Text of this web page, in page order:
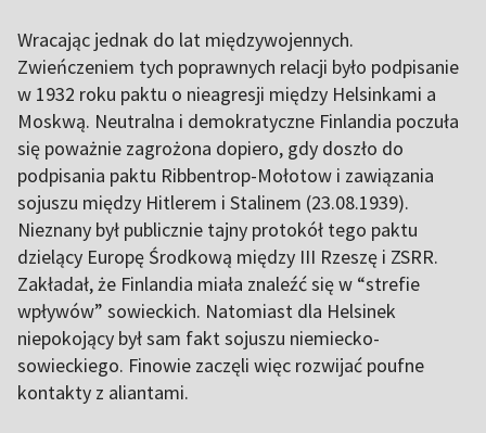
Wracając jednak do lat międzywojennych.
Zwieńczeniem tych poprawnych relacji było podpisanie
w 1932 roku paktu o nieagresji między Helsinkami a
Moskwą. Neutralna i demokratyczne Finlandia poczuła
się poważnie zagrożona dopiero, gdy doszło do
podpisania paktu Ribbentrop-Mołotow i zawiązania
sojuszu między Hitlerem i Stalinem (23.08.1939).
Nieznany był publicznie tajny protokół tego paktu
dzielący Europę Środkową między III Rzeszę i ZSRR.
Zakładał, że Finlandia miała znaleźć się w “strefie
wpływów” sowieckich. Natomiast dla Helsinek
niepokojący był sam fakt sojuszu niemiecko-
sowieckiego. Finowie zaczęli więc rozwijać poufne
kontakty z aliantami.